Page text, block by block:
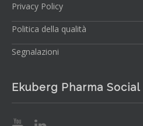
Privacy Policy
Politica della qualità
Segnalazioni
Ekuberg Pharma Social